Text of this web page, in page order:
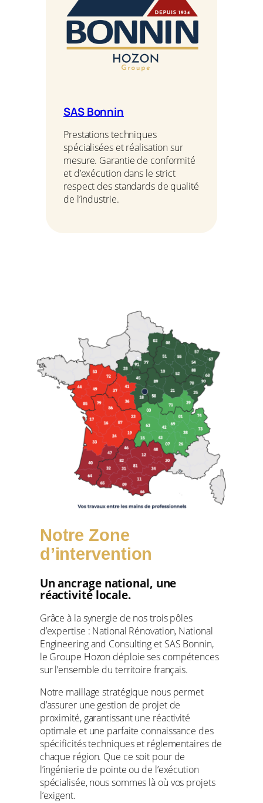
SAS Bonnin
Prestations techniques
spécialisées et réalisation sur
mesure. Garantie de conformité
et d’exécution dans le strict
respect des standards de qualité
de l’industrie.
Notre Zone
d’intervention
Un ancrage national, une
réactivité locale.
Grâce à la synergie de nos trois pôles
d’expertise : National Rénovation, National
Engineering and Consulting et SAS Bonnin,
le Groupe Hozon déploie ses compétences
sur l’ensemble du territoire français.
Notre maillage stratégique nous permet
d’assurer une gestion de projet de
proximité, garantissant une réactivité
optimale et une parfaite connaissance des
spécificités techniques et réglementaires de
chaque région. Que ce soit pour de
l’ingénierie de pointe ou de l’exécution
spécialisée, nous sommes là où vos projets
l’exigent.